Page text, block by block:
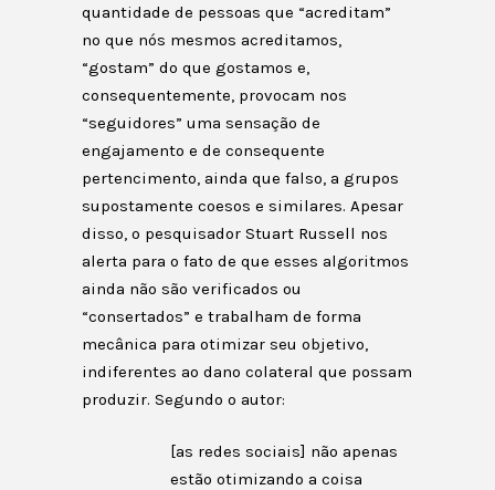
quantidade de pessoas que “acreditam”
no que nós mesmos acreditamos,
“gostam” do que gostamos e,
consequentemente, provocam nos
“seguidores” uma sensação de
engajamento e de consequente
pertencimento, ainda que falso, a grupos
supostamente coesos e similares. Apesar
disso, o pesquisador Stuart Russell nos
alerta para o fato de que esses algoritmos
ainda não são verificados ou
“consertados” e trabalham de forma
mecânica para otimizar seu objetivo,
indiferentes ao dano colateral que possam
produzir. Segundo o autor:
[as redes sociais] não apenas
estão otimizando a coisa